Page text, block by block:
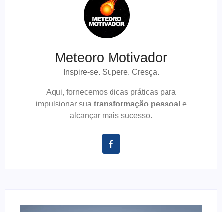
Meteoro Motivador
Inspire-se. Supere. Cresça.
Aqui, fornecemos dicas práticas para
impulsionar sua transformação pessoal e
alcançar mais sucesso.